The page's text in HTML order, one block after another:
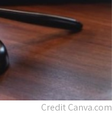
Credit Canva.com